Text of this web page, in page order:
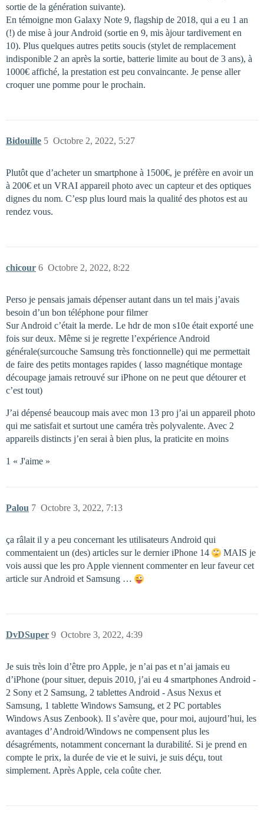
sortie de la génération suivante).
En témoigne mon Galaxy Note 9, flagship de 2018, qui a eu 1 an
(!) de mise à jour Android (sortie en 9, mis àjour tardivement en
10). Plus quelques autres petits soucis (stylet de remplacement
indisponible 2 an après la sortie, batterie limite au bout de 3 ans), à
1000€ affiché, la prestation est peu convaincante. Je pense aller
croquer une pomme pour le prochain.
Bidouille Octobre 2, 2022, 5:27
5
Plutôt que d’acheter un smartphone à 1500€, je préfère en avoir un
à 200€ et un VRAI appareil photo avec un capteur et des optiques
dignes du nom. C’esp plus lourd mais la qualité des photos est au
rendez vous.
chicour Octobre 2, 2022, 8:22
6
Perso je pensais jamais dépenser autant dans un tel mais j’avais
besoin d’un bon téléphone pour filmer
Sur Android c’était la merde. Le hdr de mon s10e était exporté une
fois sur deux. Même si je regrette l’expérience Android
générale(surcouche Samsung très fonctionnelle) qui me permettait
de faire des petits montages rapides ( lasso magnétique montage
découpage jamais retrouvé sur iPhone on ne peut que détourer et
c’est tout)
J’ai dépensé beaucoup mais avec mon 13 pro j’ai un appareil photo
qui me satisfait et surtout une caméra très polyvalente. Avec 2
appareils distincts j’en serai à bien plus, la praticite en moins
1 « J'aime »
Palou Octobre 3, 2022, 7:13
7
ça râlait il y a peu concernant les utilisateurs Android qui
commentaient un (des) articles sur le dernier iPhone 14
MAIS je
vois aussi que les pro Apple viennent commenter en leur faveur cet
article sur Android et Samsung …
DvDSuper Octobre 3, 2022, 4:39
9
Je suis très loin d’être pro Apple, je n’ai pas et n’ai jamais eu
d’iPhone (pour situer, depuis 2010, j’ai eu 4 smartphones Android -
2 Sony et 2 Samsung, 2 tablettes Android - Asus Nexus et
Samsung, 1 tablette Windows Samsung, et 2 PC portables
Windows Asus Zenbook). Il s’avère que, pour moi, aujourd’hui, les
avantages d’Android/Windows ne compensent plus les
désagréments, notamment concernant la durabilité. Si je prend en
compte le prix, la durée de vie et le suivi, je suis déçu, tout
simplement. Après Apple, cela coûte cher.